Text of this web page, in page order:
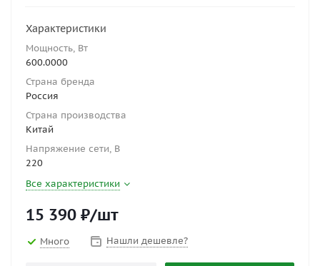
Характеристики
Мощность, Вт
600.0000
Страна бренда
Россия
Страна производства
Китай
Напряжение сети, В
220
Все характеристики
15 390 ₽/шт
Много Нашли дешевле?